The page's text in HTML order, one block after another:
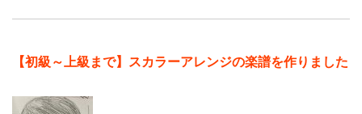
【初級～上級まで】スカラーアレンジの楽譜を作りました